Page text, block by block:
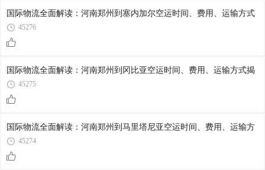
国际物流全面解读：河南郑州到塞内加尔空运时间、费用、运输方式
45276
国际物流全面解读：河南郑州到冈比亚空运时间、费用、运输方式揭
45275
国际物流全面解读：河南郑州到马里塔尼亚空运时间、费用、运输方
45274